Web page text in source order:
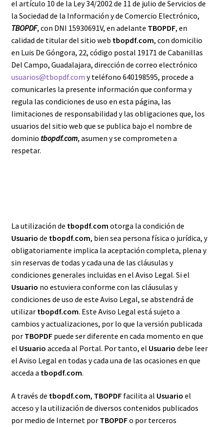
Política de cookies
Política de Reembolso
el artículo 10 de la Ley 34/2002 de 11 de julio de Servicios de
la Sociedad de la Información y de Comercio Electrónico,
TBOPDF, con DNI 15930691V, en adelante TBOPDF, en
calidad de titular del sitio web tbopdf.com, con domicilio
en Luis De Góngora, 22, código postal 19171 de Cabanillas
Del Campo, Guadalajara, dirección de correo electrónico
usuarios@tbopdf.com y teléfono 640198595, procede a
comunicarles la presente información que conforma y
regula las condiciones de uso en esta página, las
limitaciones de responsabilidad y las obligaciones que, los
usuarios del sitio web que se publica bajo el nombre de
dominio tbopdf.com, asumen y se comprometen a
respetar.
La utilización de tbopdf.com otorga la condición de
Usuario de tbopdf.com, bien sea persona física o jurídica, y
obligatoriamente implica la aceptación completa, plena y
sin reservas de todas y cada una de las cláusulas y
condiciones generales incluidas en el Aviso Legal. Si el
Usuario no estuviera conforme con las cláusulas y
condiciones de uso de este Aviso Legal, se abstendrá de
utilizar tbopdf.com. Este Aviso Legal está sujeto a
cambios y actualizaciones, por lo que la versión publicada
por TBOPDFpuede ser diferente en cada momento en que
el Usuario acceda al Portal. Por tanto, el Usuario debe leer
el Aviso Legal en todas y cada una de las ocasiones en que
acceda a tbopdf.com.
A través de tbopdf.com, TBOPDFfacilita al Usuario el
acceso y la utilización de diversos contenidos publicados
por medio de Internet por TBOPDFo por terceros